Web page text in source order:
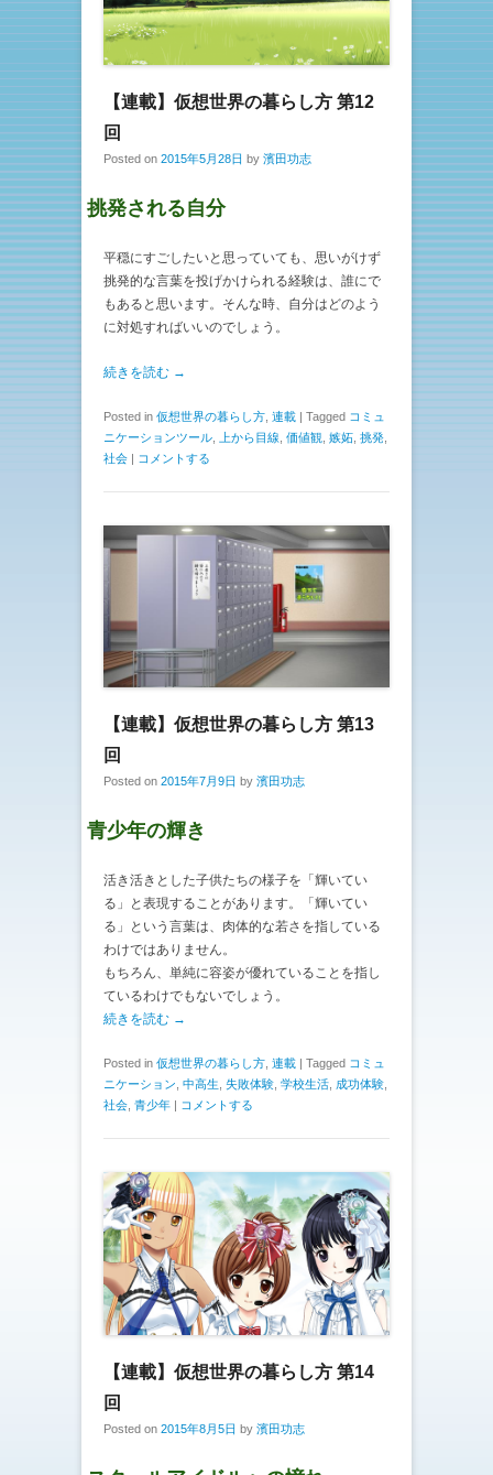
【連載】仮想世界の暮らし方 第12
回
Posted on 2015年5月28日 by 濱田功志
挑発される自分
平穏にすごしたいと思っていても、思いがけず
挑発的な言葉を投げかけられる経験は、誰にで
もあると思います。そんな時、自分はどのよう
に対処すればいいのでしょう。
続きを読む →
Posted in 仮想世界の暮らし方 連載 | Tagged コミュ
ニケーションツール
上から目線 価値観 嫉妬 挑発
社会 | コメントする
【連載】仮想世界の暮らし方 第13
回
Posted on 2015年7月9日 by 濱田功志
青少年の輝き
活き活きとした子供たちの様子を「輝いてい
る」と表現することがあります。「輝いてい
る」という言葉は、肉体的な若さを指している
わけではありません。
もちろん、単純に容姿が優れていることを指し
ているわけでもないでしょう。
続きを読む →
Posted in 仮想世界の暮らし方 連載 Tagged コミュ
ニケーション 中高生 失敗体験 学校生活 成功体験
社会 青少年 コメントする
【連載】仮想世界の暮らし方 第14
回
Posted on 2015年8月5日 by 濱田功志